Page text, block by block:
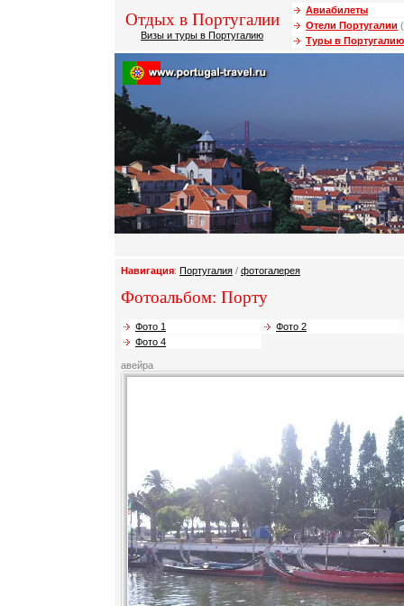
Отдых в Португалии
Визы и туры в Португалию
Авиабилеты
Отели Португалии
Туры в Португалию
Навигация: Португалия / фотогалерея
Фотоальбом: Порту
Фото 1
Фото 2
Фото 4
авейра